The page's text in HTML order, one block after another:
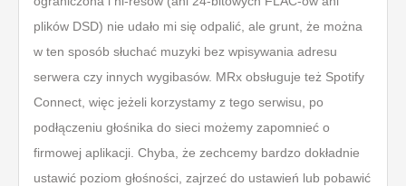
plików DSD) nie udało mi się odpalić, ale grunt, że można
w ten sposób słuchać muzyki bez wpisywania adresu
serwera czy innych wygibasów. MRx obsługuje też Spotify
Connect, więc jeżeli korzystamy z tego serwisu, po
podłączeniu głośnika do sieci możemy zapomnieć o
firmowej aplikacji. Chyba, że zechcemy bardzo dokładnie
ustawić poziom głośności, zajrzeć do ustawień lub pobawić